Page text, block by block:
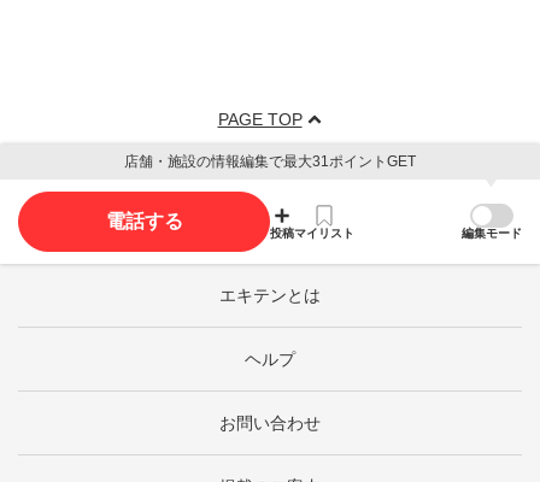
PAGE TOP
店舗・施設の情報編集で最大31ポイントGET
電話する
投稿マイリスト 編集モード
エキテンとは
ヘルプ
お問い合わせ